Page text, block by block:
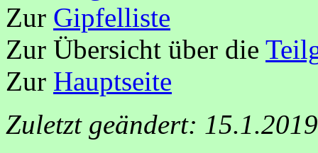
Zur Gipfelliste
Zur Übersicht über die
Zur Hauptseite
Zuletzt geändert: